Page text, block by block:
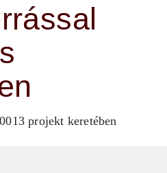
projekt keretében